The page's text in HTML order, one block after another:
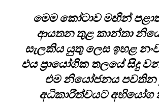
මෙම කෝටාව මඟින්
ආයතන තුළ කාන්තා
සැලකිය යුතු ලෙස ඉහළ
එය ප්‍රායෝගික තලයේ සිදු
එම නියෝජනය පවතින
අධිකාරීත්වයට අභියෝග